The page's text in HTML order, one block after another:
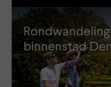
binnenstad